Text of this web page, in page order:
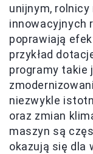
unijnym,
innowacyjnych
poprawiają
przykład
programy takie
niezwykle
oraz zmian
maszyn są
okazują się dla